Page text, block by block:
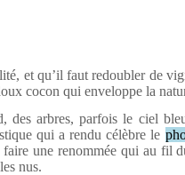
et qu’il faut redoubler de
cocon qui enveloppe la
des arbres, parfois le ciel
qui a rendu célèbre le
une renommée qui au fil
nus.